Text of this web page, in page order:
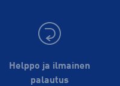
Helppo ja ilmainen
palautus